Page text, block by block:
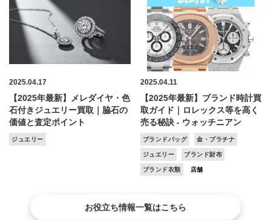
2025.04.17
【2025年最新】メレダイヤ・色
石付きジュエリー買取｜脇石の
価値と査定ポイント
ジュエリー
2025.04.11
【2025年最新】ブランド時計買
取ガイド｜ロレックス等を高く
売る秘訣 - ウォッチニアン
ブランドバッグ 金・プラチナ
ジュエリー ブランド財布
ブランド衣類 店舗
お役立ち情報一覧はこちら